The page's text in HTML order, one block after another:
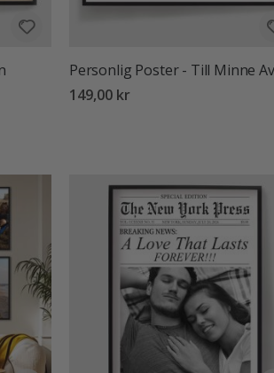
Personlig Poster - Till Minne Av
149,00 kr